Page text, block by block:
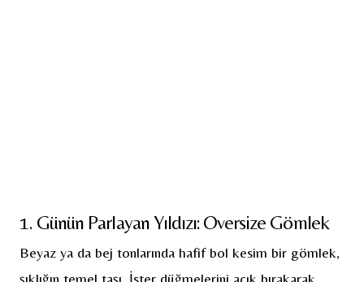
1. Günün Parlayan Yıldızı: Oversize Gömlek
Beyaz ya da bej tonlarında hafif bol kesim bir gömlek,
şıklığın temel taşı. İster düğmelerini açık bırakarak